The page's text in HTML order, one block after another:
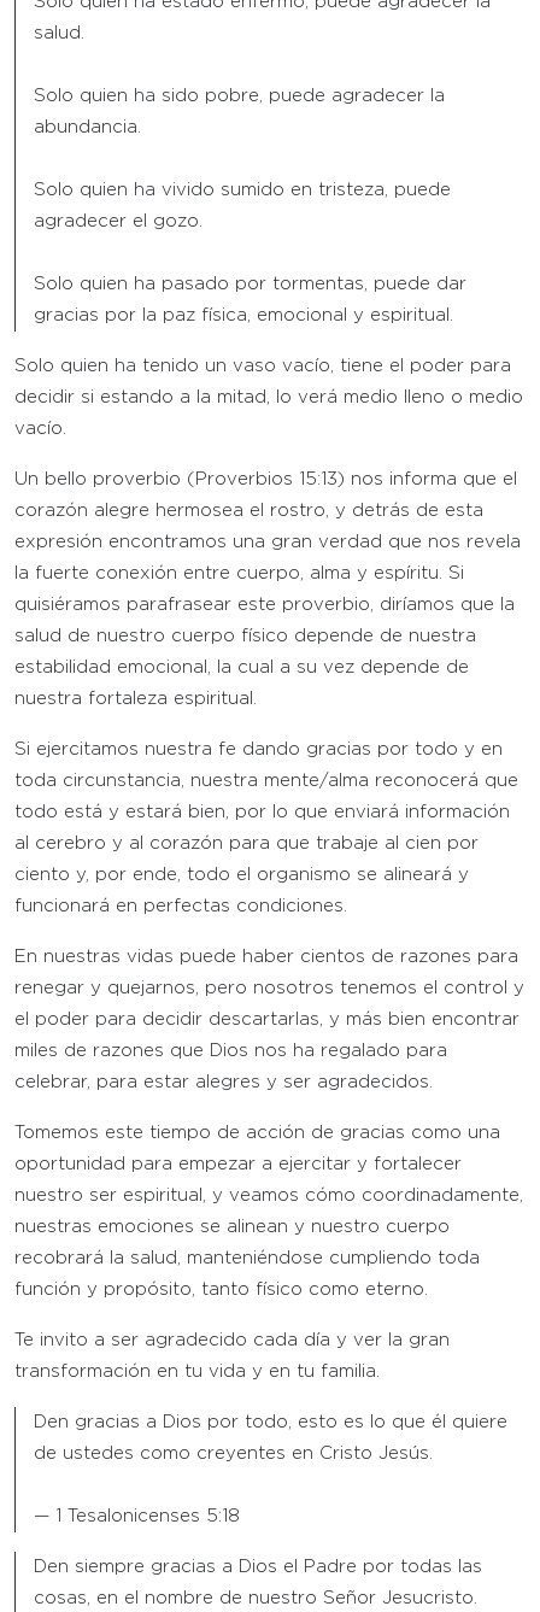
salud.
Solo quien ha sido pobre, puede agradecer la
abundancia.
Solo quien ha vivido sumido en tristeza, puede
agradecer el gozo.
Solo quien ha pasado por tormentas, puede dar
gracias por la paz física, emocional y espiritual.
Solo quien ha tenido un vaso vacío, tiene el poder para
decidir si estando a la mitad, lo verá medio lleno o medio
vacío.
Un bello proverbio (Proverbios 15:13) nos informa que el
corazón alegre hermosea el rostro, y detrás de esta
expresión encontramos una gran verdad que nos revela
la fuerte conexión entre cuerpo, alma y espíritu. Si
quisiéramos parafrasear este proverbio, diríamos que la
salud de nuestro cuerpo físico depende de nuestra
estabilidad emocional, la cual a su vez depende de
nuestra fortaleza espiritual.
Si ejercitamos nuestra fe dando gracias por todo y en
toda circunstancia, nuestra mente/alma reconocerá que
todo está y estará bien, por lo que enviará información
al cerebro y al corazón para que trabaje al cien por
ciento y, por ende, todo el organismo se alineará y
funcionará en perfectas condiciones.
En nuestras vidas puede haber cientos de razones para
renegar y quejarnos, pero nosotros tenemos el control y
el poder para decidir descartarlas, y más bien encontrar
miles de razones que Dios nos ha regalado para
celebrar, para estar alegres y ser agradecidos.
Tomemos este tiempo de acción de gracias como una
oportunidad para empezar a ejercitar y fortalecer
nuestro ser espiritual, y veamos cómo coordinadamente,
nuestras emociones se alinean y nuestro cuerpo
recobrará la salud, manteniéndose cumpliendo toda
función y propósito, tanto físico como eterno.
Te invito a ser agradecido cada día y ver la gran
transformación en tu vida y en tu familia.
Den gracias a Dios por todo, esto es lo que él quiere
de ustedes como creyentes en Cristo Jesús.
— 1 Tesalonicenses 5:18
Den siempre gracias a Dios el Padre por todas las
cosas, en el nombre de nuestro Señor Jesucristo.